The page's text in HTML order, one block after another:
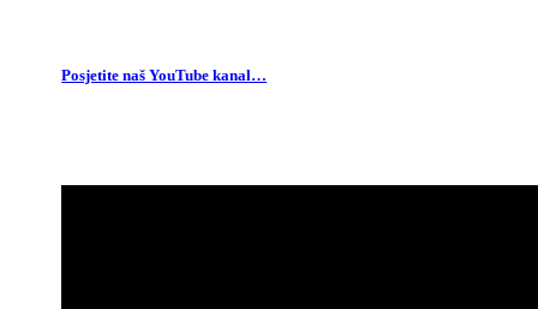
Posjetite naš YouTube kanal…